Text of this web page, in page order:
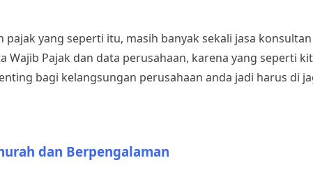
pajak yang seperti itu, masih banyak sekali jasa
Wajib Pajak dan data perusahaan, karena yang seperti
bagi kelangsungan perusahaan anda jadi harus di
dan Berpengalaman